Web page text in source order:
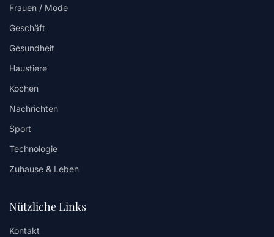
Frauen / Mode
Geschäft
Gesundheit
Haustiere
Kochen
Nachrichten
Sport
Technologie
Zuhause & Leben
Nützliche Links
Kontakt